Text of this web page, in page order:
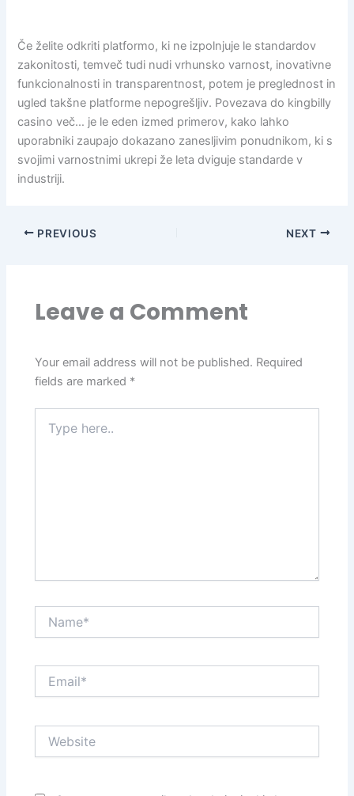
Če želite odkriti platformo, ki ne izpolnjuje le standardov
zakonitosti, temveč tudi nudi vrhunsko varnost, inovativne
funkcionalnosti in transparentnost, potem je preglednost in
ugled takšne platforme nepogrešljiv. Povezava do kingbilly
casino več… je le eden izmed primerov, kako lahko
uporabniki zaupajo dokazano zanesljivim ponudnikom, ki s
svojimi varnostnimi ukrepi že leta dviguje standarde v
industriji.
PREVIOUS NEXT
Leave a Comment
Your email address will not be published. Required
fields are marked *
here..